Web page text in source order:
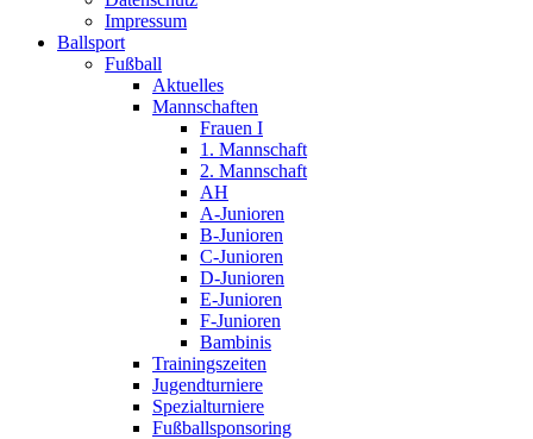
Impressum
Ballsport
Fußball
Aktuelles
Mannschaften
Frauen I
1. Mannschaft
2. Mannschaft
AH
A-Junioren
B-Junioren
C-Junioren
D-Junioren
E-Junioren
F-Junioren
Bambinis
Trainingszeiten
Jugendturniere
Spezialturniere
Fußballsponsoring